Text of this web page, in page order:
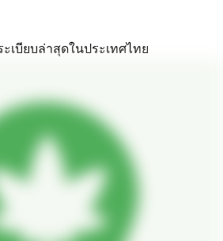
เบียบล่าสุดในประเทศไทย